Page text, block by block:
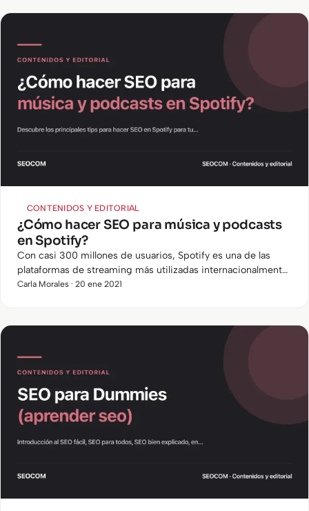
CONTENIDOS Y EDITORIAL
¿Cómo hacer SEO para música y podcasts
en Spotify?
Con casi 300 millones de usuarios, Spotify es una de las
plataformas de streaming más utilizadas internacionalmente.
Seguro que alguna vez te has preguntado cómo hace Spotify
Carla Morales · 20 ene 2021